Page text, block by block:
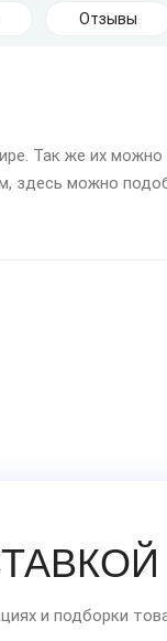
Отзывы
Так же их
здесь можно
и подборки